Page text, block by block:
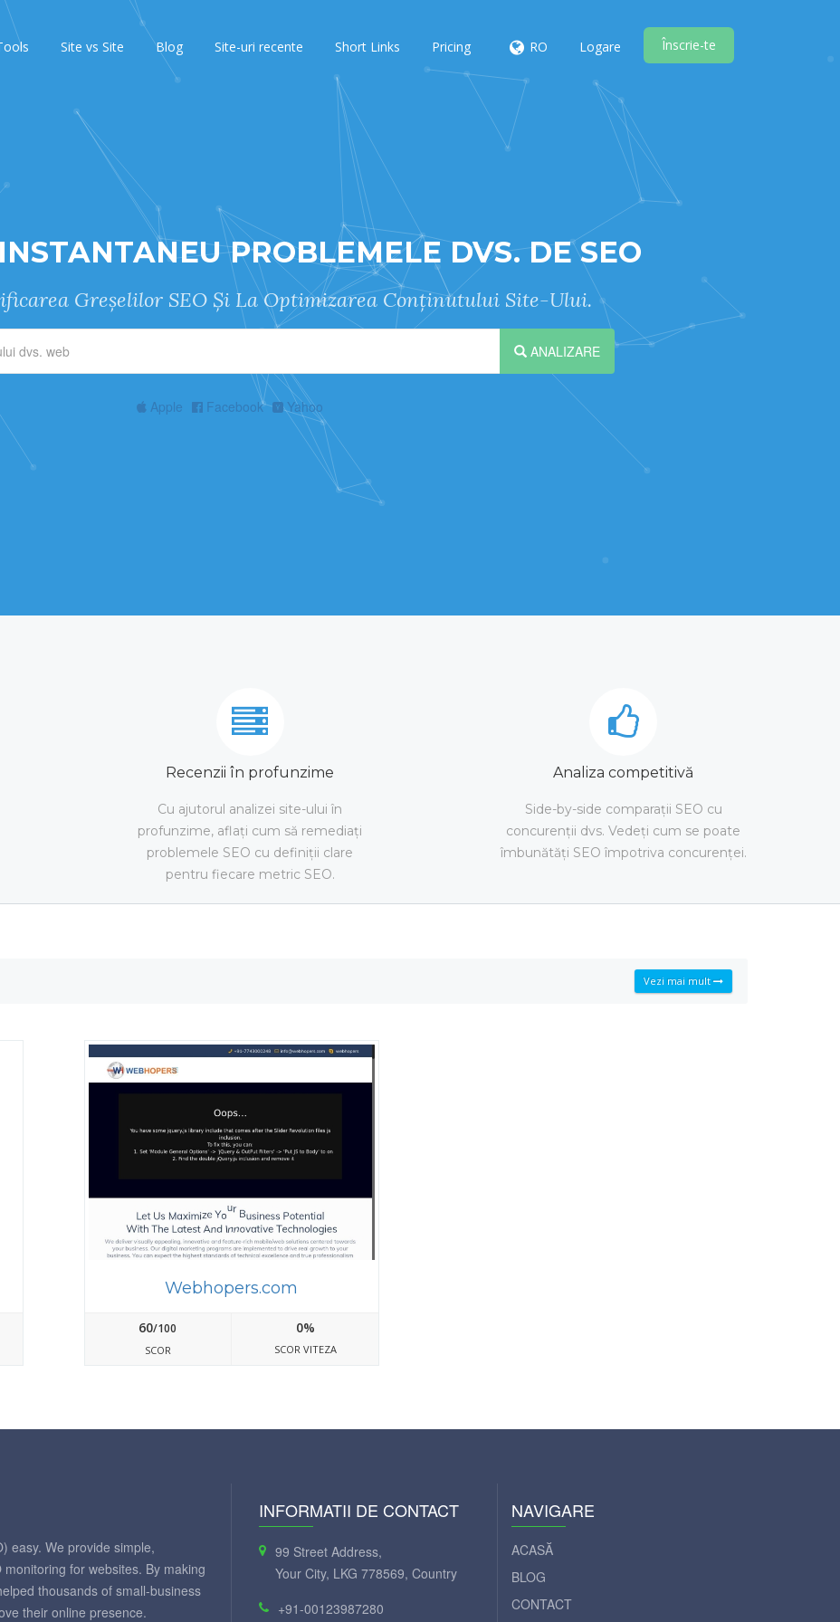
Site vs Site Blog Site-uri recente Short Links Pricing RO Logare Înscrie-te
PROBLEMELE DVS. DE SEO
Greșelilor SEO Și La Optimizarea Conținutului Site-Ului.
ANALIZARE
Apple Facebook Yahoo
Recenzii în profunzime
Cu ajutorul analizei site-ului în
profunzime, aflați cum să remediați
problemele SEO cu definiții clare
pentru fiecare metric SEO.
Analiza competitivă
Side-by-side comparații SEO cu
concurenții dvs. Vedeți cum se poate
îmbunătăți SEO împotriva concurenței.
Vezi mai mult
Webhopers.com
60/100
SCOR
0%
SCOR VITEZA
easy. We provide simple,
for websites. By making
thousands of small-business
their online presence.
INFORMATII DE CONTACT
99 Street Address,
Your City, LKG 778569, Country
+91-00123987280
NAVIGARE
ACASĂ
BLOG
CONTACT